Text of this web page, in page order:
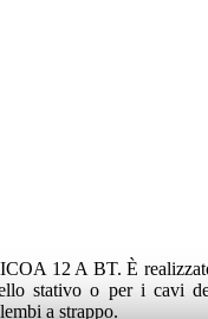
12 A BT. È
stativo o per i cavi
a strappo.